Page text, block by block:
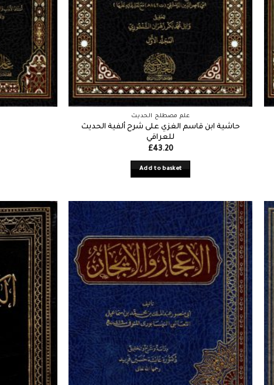
علم مصطلح الحديث
حاشية ابن قاسم الغزي على شرح ألفية الحديث
للعراقي
£43.20
Add to basket